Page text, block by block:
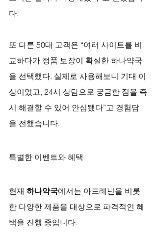
다.
또 다른 50대 고객은 “여러 사이트를 비
교하다가 정품 보장이 확실한 하나약국
을 선택했다. 실제로 사용해보니 기대 이
상이었고, 24시 상담으로 궁금한 점을 즉
시 해결할 수 있어 안심됐다”고 경험담
을 전했습니다.
특별한 이벤트와 혜택
현재 하나약국에서는 아드레닌을 비롯
한 다양한 제품을 대상으로 파격적인 혜
택을 진행 중입니다.